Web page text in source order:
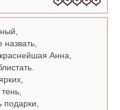
Анна,